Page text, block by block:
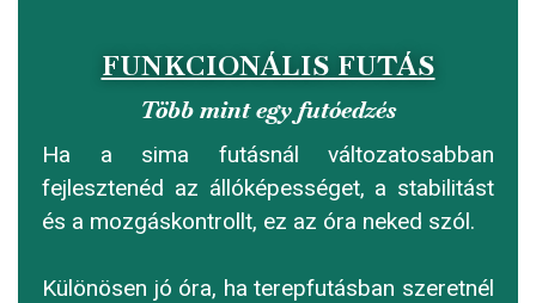
FUNKCIONÁLIS FUTÁS
Több mint egy futóedzés
Ha a sima futásnál változatosabban
fejlesztenéd az állóképességet, a stabilitást
és a mozgáskontrollt, ez az óra neked szól.
Különösen jó óra, ha terepfutásban szeretnél